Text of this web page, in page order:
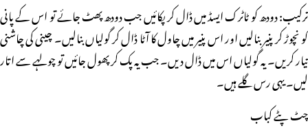
ترکیب: دودھ کو ٹاٹرک ایسڈ میں ڈال کر پکائیں جب دودھ پھٹ جائے تو اس کے پانی
کو نچوڑ کر پنیر بنالیں اور اس پنیر میں چاول کا آٹا ڈال کر گولیاں بنالیں۔ چینی کی چاشنی
تیار کریں۔ یہ گولیاں اس میں ڈال دیں۔ جب یہ پک کر پھول جائیں تو چولہے سے اتار
لیں۔ یہی رس گلے ہیں۔
چٹ پٹے کباب